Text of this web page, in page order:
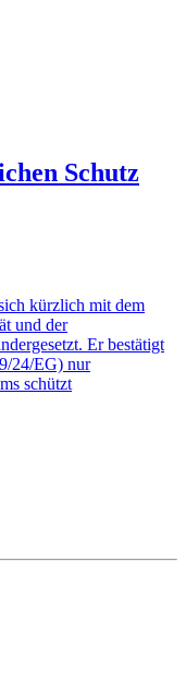
Schutz
kürzlich mit dem
und der
Er bestätigt
24/EG) nur
schützt